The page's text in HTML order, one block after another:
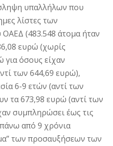
υπαλλήλων που
λίστες των
(483.548 άτομα ήταν
ευρώ (χωρίς
όσους είχαν
των 644,69 ευρώ),
6-9 ετών (αντί των
τα 673,98 ευρώ (αντί των
συμπληρώσει έως τις
από 9 χρόνια
των προσαυξήσεων των